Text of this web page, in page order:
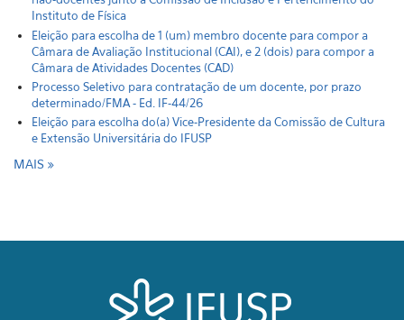
Instituto de Física
Eleição para escolha de 1 (um) membro docente para compor a
Câmara de Avaliação Institucional (CAI), e 2 (dois) para compor a
Câmara de Atividades Docentes (CAD)
Processo Seletivo para contratação de um docente, por prazo
determinado/FMA - Ed. IF-44/26
Eleição para escolha do(a) Vice-Presidente da Comissão de Cultura
e Extensão Universitária do IFUSP
MAIS